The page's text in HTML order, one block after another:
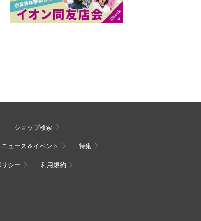
ショップ検索
ニュース＆イベント 特集
シー 利用規約